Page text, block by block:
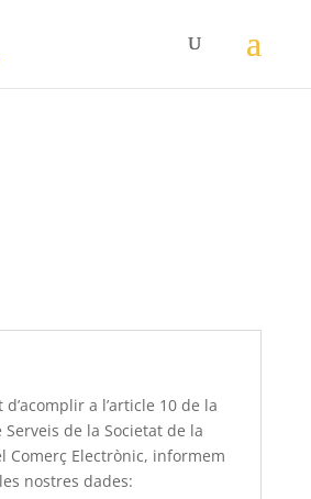
a l’article 10 de la
Serveis de la Societat de la
Comerç Electrònic, informem
nostres dades: